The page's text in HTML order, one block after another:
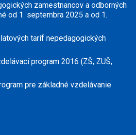
zamestnancov a odborných
od 1. septembra 2025 a od 1.
taríf nepedagogických
program 2016 (ZŠ, ZUŠ,
pre základné vzdelávanie